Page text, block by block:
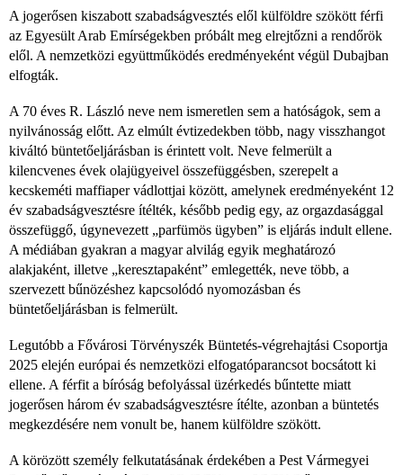
A jogerősen kiszabott szabadságvesztés elől külföldre szökött férfi
az Egyesült Arab Emírségekben próbált meg elrejtőzni a rendőrök
elől. A nemzetközi együttműködés eredményeként végül Dubajban
elfogták.
A 70 éves R. László neve nem ismeretlen sem a hatóságok, sem a
nyilvánosság előtt. Az elmúlt évtizedekben több, nagy visszhangot
kiváltó büntetőeljárásban is érintett volt. Neve felmerült a
kilencvenes évek olajügyeivel összefüggésben, szerepelt a
kecskeméti maffiaper vádlottjai között, amelynek eredményeként 12
év szabadságvesztésre ítélték, később pedig egy, az orgazdasággal
összefüggő, úgynevezett „parfümös ügyben” is eljárás indult ellene.
A médiában gyakran a magyar alvilág egyik meghatározó
alakjaként, illetve „keresztapaként” emlegették, neve több, a
szervezett bűnözéshez kapcsolódó nyomozásban és
büntetőeljárásban is felmerült.
Legutóbb a Fővárosi Törvényszék Büntetés-végrehajtási Csoportja
2025 elején európai és nemzetközi elfogatóparancsot bocsátott ki
ellene. A férfit a bíróság befolyással üzérkedés bűntette miatt
jogerősen három év szabadságvesztésre ítélte, azonban a büntetés
megkezdésére nem vonult be, hanem külföldre szökött.
A körözött személy felkutatásának érdekében a Pest Vármegyei